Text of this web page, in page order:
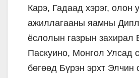
Карэ, Гадаад хэрэг, олон
ажиллагааны яамны
ёслолын газрын захирал
Паскуино, Монгол Улсад
бөгөөд Бүрэн эрхт